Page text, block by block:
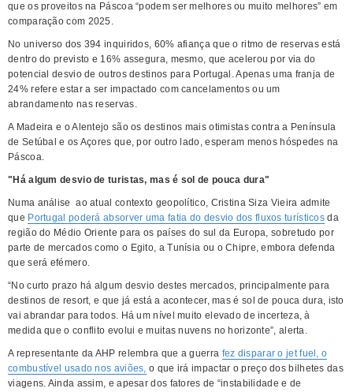
que os proveitos na Páscoa “podem ser melhores ou muito melhores” em
comparação com 2025.
No universo dos 394 inquiridos, 60% afiança que o ritmo de reservas está
dentro do previsto e 16% assegura, mesmo, que acelerou por via do
potencial desvio de outros destinos para Portugal. Apenas uma franja de
24% refere estar a ser impactado com cancelamentos ou um
abrandamento nas reservas.
A Madeira e o Alentejo são os destinos mais otimistas contra a Península
de Setúbal e os Açores que, por outro lado, esperam menos hóspedes na
Páscoa.
"Há algum desvio de turistas, mas é sol de pouca dura"
Numa análise ao atual contexto geopolítico, Cristina Siza Vieira admite
que Portugal poderá absorver uma fatia do desvio dos fluxos turísticos da
região do Médio Oriente para os países do sul da Europa, sobretudo por
parte de mercados como o Egito, a Tunísia ou o Chipre, embora defenda
que será efémero.
“No curto prazo há algum desvio destes mercados, principalmente para
destinos de resort, e que já está a acontecer, mas é sol de pouca dura, isto
vai abrandar para todos. Há um nível muito elevado de incerteza, à
medida que o conflito evolui e muitas nuvens no horizonte”, alerta.
A representante da AHP relembra que a guerra fez disparar o jet fuel, o
combustível usado nos aviões, o que irá impactar o preço dos bilhetes das
viagens. Ainda assim, e apesar dos fatores de “instabilidade e de